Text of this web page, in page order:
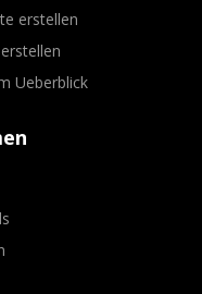
erstellen
Ueberblick